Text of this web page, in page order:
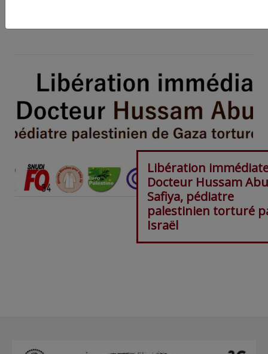
Libération
Docteur Hussam Abu
Safiya, pédiatre
palestinien torturé
Israël